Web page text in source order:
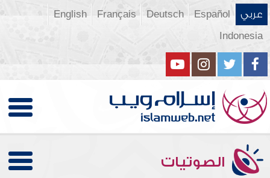
عربي Español
Deutsch
Français
English
Indonesia
الصوتيات